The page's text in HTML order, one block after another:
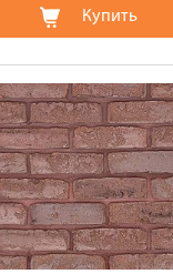
Купить